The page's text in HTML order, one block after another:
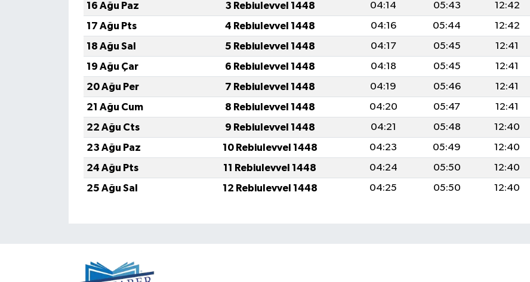
16 Ağu Paz
3 Rebiulevvel 1448 04:14 05:43 12:42
17 Ağu Pts
4 Rebiulevvel 1448 04:16 05:44 12:42
18 Ağu Sal
5 Rebiulevvel 1448 04:17 05:45 12:41
19 Ağu Çar
6 Rebiulevvel 1448 04:18 05:45 12:41
20 Ağu Per
7 Rebiulevvel 1448 04:19 05:46 12:41
21 Ağu Cum
8 Rebiulevvel 1448 04:20 05:47 12:41
22 Ağu Cts
9 Rebiulevvel 1448 04:21 05:48 12:40
23 Ağu Paz
10 Rebiulevvel 1448 04:23 05:49 12:40
24 Ağu Pts
11 Rebiulevvel 1448 04:24 05:50 12:40
25 Ağu Sal
12 Rebiulevvel 1448 04:25 05:50 12:40